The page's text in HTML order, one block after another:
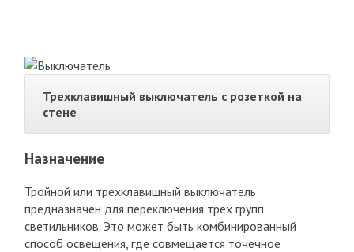
Трехклавишный выключатель с розеткой на
стене
Назначение
Тройной или трехклавишный выключатель
предназначен для переключения трех групп
светильников. Это может быть комбинированный
способ освещения, где совмещается точечное